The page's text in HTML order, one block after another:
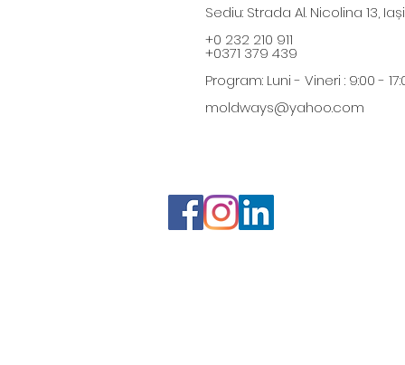
Sediu: Strada Al. Nicolina 13,
+0 232 210 911
+0371 379 439
Program: Luni - Vineri : 9:00 -
moldways@yahoo.com